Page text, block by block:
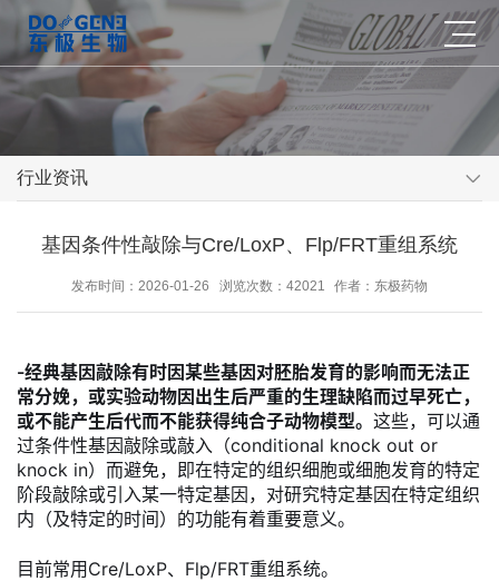
行业资讯
基因条件性敲除与Cre/LoxP、Flp/FRT重组系统
发布时间：2026-01-26 浏览次数：42021 作者：东极药物
-经典基因敲除有时因某些基因对胚胎发育的影响而无法正
常分娩，或实验动物因出生后严重的生理缺陷而过早死亡，
或不能产生后代而不能获得纯合子动物模型。 这些，可以通
过条件性基因敲除或敲入（conditional knock out or
knock in）而避免，即在特定的组织细胞或细胞发育的特定
阶段敲除或引入某一特定基因，对研究特定基因在特定组织
内（及特定的时间）的功能有着重要意义。
目前常用Cre/LoxP、Flp/FRT重组系统。